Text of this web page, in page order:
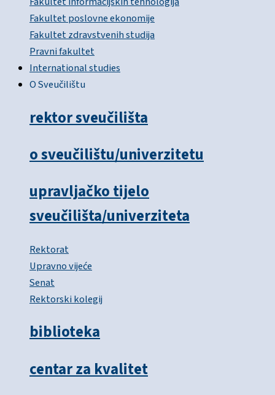
Fakultet poslovne ekonomije
Fakultet zdravstvenih studija
Pravni fakultet
International studies
O Sveučilištu
rektor sveučilišta
o sveučilištu/univerzitetu
upravljačko tijelo
sveučilišta/univerziteta
Rektorat
Upravno vijeće
Senat
Rektorski kolegij
biblioteka
centar za kvalitet